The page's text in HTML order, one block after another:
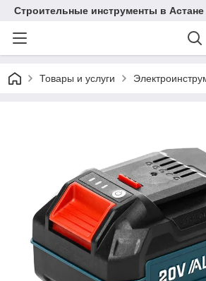
Строительные инструменты в Астане
Товары и услуги